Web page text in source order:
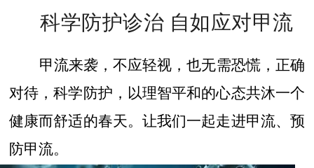
科学防护诊治 自如应对甲流
甲流来袭，不应轻视，也无需恐慌，正确
对待，科学防护，以理智平和的心态共沐一个
健康而舒适的春天。让我们一起走进甲流、预
防甲流。